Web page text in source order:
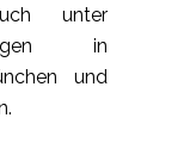
unter
in
und